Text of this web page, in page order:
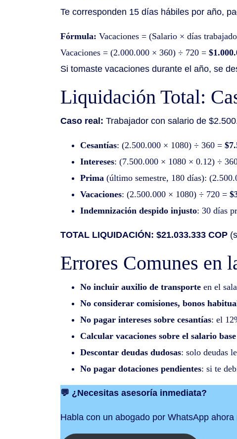
Te corresponden 15 días hábiles por año,
Fórmula: Vacaciones = (Salario × días
Vacaciones = (2.000.000 × 360) ÷ 720 =
Si tomaste vacaciones durante el año, se
Liquidación Total:
Caso real: Trabajador con salario de
Cesantías: (2.500.000 × 1080) ÷ 360 =
Intereses: (7.500.000 × 1080 × 0.12) ÷
Prima (último semestre, 180 días):
Vacaciones: (2.500.000 × 1080) ÷ 720 =
Indemnización despido injusto: 30 días
TOTAL LIQUIDACIÓN: $21.033.333 COP
Errores Comunes en
No incluir auxilio de transporte en el
No considerar comisiones, bonos
No pagar intereses sobre cesantías: el
Calcular vacaciones sobre el salario base
Descontar deudas dudosas: solo deudas
No pagar dotaciones pendientes: si te
💬 ¿Necesitas asesoría inmediata?
Habla con un abogado por WhatsApp